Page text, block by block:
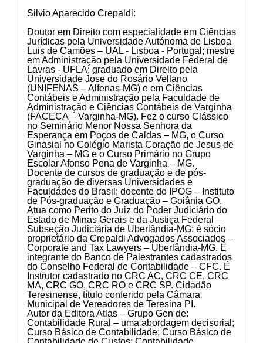
Silvio Aparecido Crepaldi:
Doutor em Direito com especialidade em Ciências
Jurídicas pela Universidade Autónoma de Lisboa
Luis de Camões – UAL - Lisboa - Portugal; mestre
em Administração pela Universidade Federal de
Lavras - UFLA; graduado em Direito pela
Universidade Jose do Rosário Vellano
(UNIFENAS – Alfenas-MG) e em Ciências
Contábeis e Administração pela Faculdade de
Administração e Ciências Contábeis de Varginha
(FACECA – Varginha-MG). Fez o curso Clássico
no Seminário Menor Nossa Senhora da
Esperança em Poços de Caldas – MG, o Curso
Ginasial no Colégio Marista Coração de Jesus de
Varginha – MG e o Curso Primário no Grupo
Escolar Afonso Pena de Varginha – MG.
Docente de cursos de graduação e de pós-
graduação de diversas Universidades e
Faculdades do Brasil; docente do IPOG – Instituto
de Pós-graduação e Graduação – Goiânia GO.
Atua como Perito do Juiz do Poder Judiciário do
Estado de Minas Gerais e da Justiça Federal –
Subseção Judiciária de Uberlândia-MG; é sócio
proprietário da Crepaldi Advogados Associados –
Corporate and Tax Lawyers – Uberlândia-MG. É
integrante do Banco de Palestrantes cadastrados
do Conselho Federal de Contabilidade – CFC. É
Instrutor cadastrado no CRC AC, CRC CE, CRC
MA, CRC GO, CRC RO e CRC SP. Cidadão
Teresinense, título conferido pela Câmara
Municipal de Vereadores de Teresina PI.
Autor da Editora Atlas – Grupo Gen de:
Contabilidade Rural – uma abordagem decisorial;
Curso Básico de Contabilidade; Curso Básico de